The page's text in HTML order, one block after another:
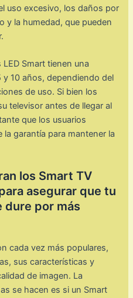
uso excesivo, los daños por
y la humedad, que pueden
Smart tienen una
10 años, dependiendo del
de uso. Si bien los
televisor antes de llegar al
que los usuarios
garantía para mantener la
los Smart TV
asegurar que tu
por más
cada vez más populares,
sus características y
de imagen. La
se hacen es si un Smart